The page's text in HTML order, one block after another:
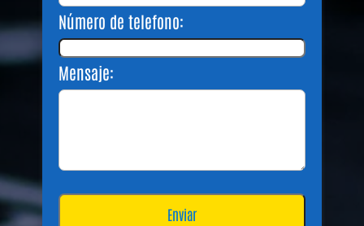
Número de telefono:
Mensaje: